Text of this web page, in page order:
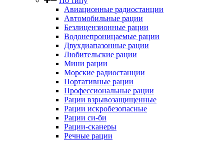
Авиационные радиостанции
Автомобильные рации
Безлицензионные рации
Водонепроницаемые рации
Двухдиапазонные рации
Любительские рации
Мини рации
Морские радиостанции
Портативные рации
Профессиональные рации
Рации взрывозащищенные
Рации искробезопасные
Рации си-би
Рации-сканеры
Речные рации